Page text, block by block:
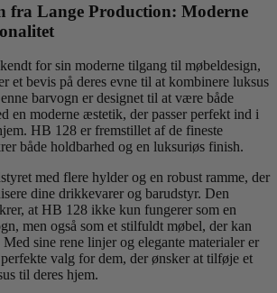
fra Lange Production: Moderne
for sin moderne tilgang til møbeldesign,
et bevis på deres evne til at kombinere luksus
barvogn er designet til at være både
en moderne æstetik, der passer perfekt ind i
HB 128 er fremstillet af de fineste
både holdbarhed og en luksuriøs finish.
med flere hylder og en robust ramme, der
dine drikkevarer og barudstyr. Den
at HB 128 ikke kun fungerer som en
men også som et stilfuldt møbel, der kan
sine rene linjer og elegante materialer er
valg for dem, der ønsker at tilføje et
til deres hjem.